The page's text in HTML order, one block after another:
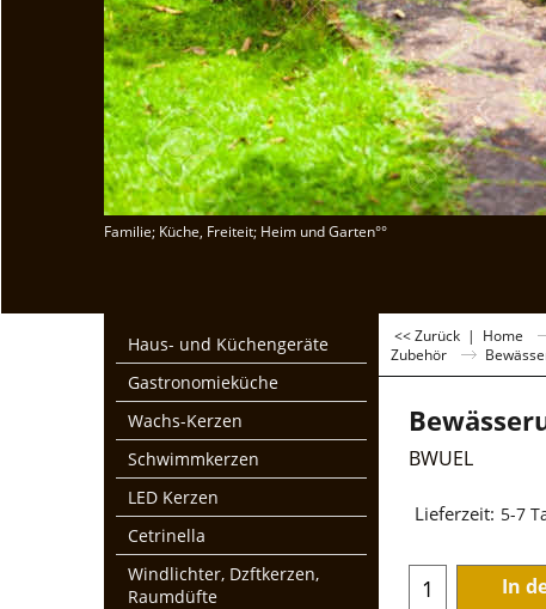
Familie; Küche, Freiteit; Heim und Garten°°
Haus- und Küchengeräte
Gastronomieküche
Wachs-Kerzen
Schwimmkerzen
LED Kerzen
Cetrinella
Windlichter, Dzftkerzen,
Raumdüfte
<< Zurück | Home
Zubehör
BWUEL
€59.90
Lieferzeit: 5-7